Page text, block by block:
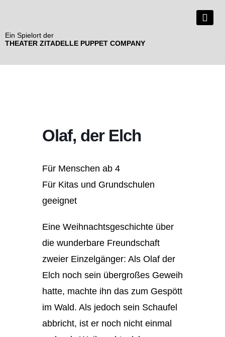
Ein Spielort der
THEATER ZITADELLE PUPPET COMPANY
Olaf, der Elch
Für Menschen ab 4
Für Kitas und Grundschulen
geeignet
Eine Weihnachtsgeschichte über
die wunderbare Freundschaft
zweier Einzelgänger: Als Olaf der
Elch noch sein übergroßes Geweih
hatte, machte ihn das zum Gespött
im Wald. Als jedoch sein Schaufel
abbricht, ist er noch nicht einmal